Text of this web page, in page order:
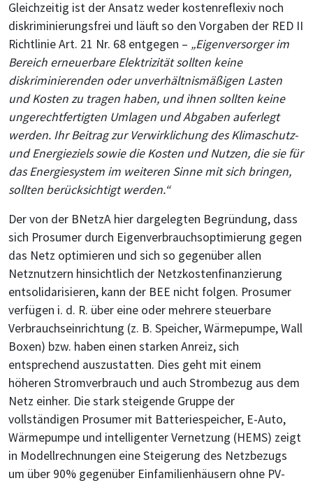
Gleichzeitig ist der Ansatz weder kostenreflexiv noch
diskriminierungsfrei und läuft so den Vorgaben der RED II
Richtlinie Art. 21 Nr. 68 entgegen – „Eigenversorger im
Bereich erneuerbare Elektrizität sollten keine
diskriminierenden oder unverhältnismäßigen Lasten
und Kosten zu tragen haben, und ihnen sollten keine
ungerechtfertigten Umlagen und Abgaben auferlegt
werden. Ihr Beitrag zur Verwirklichung des Klimaschutz-
und Energieziels sowie die Kosten und Nutzen, die sie für
das Energiesystem im weiteren Sinne mit sich bringen,
sollten berücksichtigt werden.“
Der von der BNetzA hier dargelegten Begründung, dass
sich Prosumer durch Eigenverbrauchsoptimierung gegen
das Netz optimieren und sich so gegenüber allen
Netznutzern hinsichtlich der Netzkostenfinanzierung
entsolidarisieren, kann der BEE nicht folgen. Prosumer
verfügen i. d. R. über eine oder mehrere steuerbare
Verbrauchseinrichtung (z. B. Speicher, Wärmepumpe, Wall
Boxen) bzw. haben einen starken Anreiz, sich
entsprechend auszustatten. Dies geht mit einem
höheren Stromverbrauch und auch Strombezug aus dem
Netz einher. Die stark steigende Gruppe der
vollständigen Prosumer mit Batteriespeicher, E-Auto,
Wärmepumpe und intelligenter Vernetzung (HEMS) zeigt
in Modellrechnungen eine Steigerung des Netzbezugs
um über 90% gegenüber Einfamilienhäusern ohne PV-